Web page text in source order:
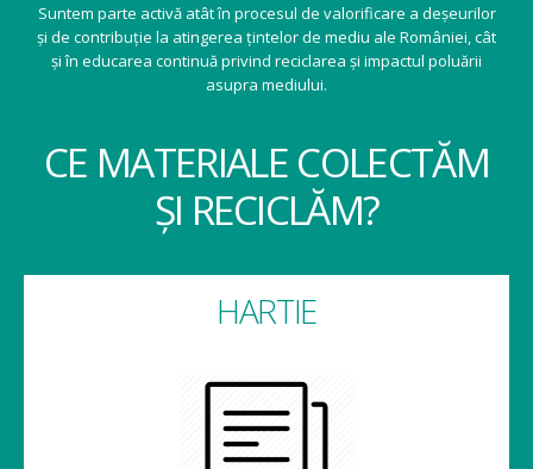
Suntem parte activă atât în procesul de valorificare a deșeurilor
și de contribuție la atingerea țintelor de mediu ale României, cât
și în educarea continuă privind reciclarea și impactul poluării
asupra mediului.
CE MATERIALE COLECTĂM
ȘI RECICLĂM?
HARTIE